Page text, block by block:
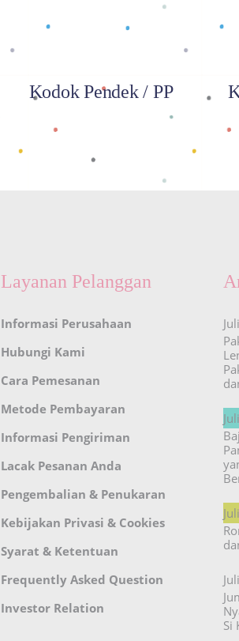
Kodok Pendek / PP
Layanan Pelanggan
Informasi Perusahaan
Hubungi Kami
Cara Pemesanan
Metode Pembayaran
Informasi Pengiriman
Lacak Pesanan Anda
Pengembalian & Penukaran
Kebijakan Privasi & Cookies
Syarat & Ketentuan
Frequently Asked Question
Investor Relation
Si